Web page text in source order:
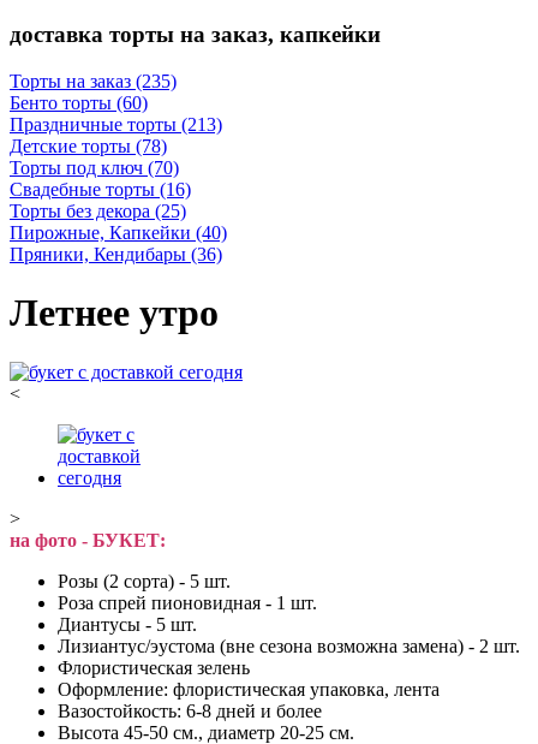
доставка торты на заказ, капкейки
Торты на заказ (235)
Бенто торты (60)
Праздничные торты (213)
Детские торты (78)
Торты под ключ (70)
Свадебные торты (16)
Торты без декора (25)
Пирожные, Капкейки (40)
Пряники, Кендибары (36)
Летнее утро
<
>
на фото - БУКЕТ:
Розы (2 сорта) - 5 шт.
Роза спрей пионовидная - 1 шт.
Диантусы - 5 шт.
Лизиантус/эустома (вне сезона возможна замена) - 2 шт.
Флористическая зелень
Оформление: флористическая упаковка, лента
Вазостойкость: 6-8 дней и более
Высота 45-50 см., диаметр 20-25 см.